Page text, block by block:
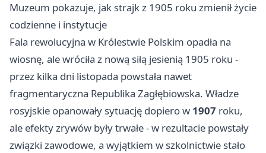
Muzeum pokazuje, jak strajk z 1905 roku zmienił życie
codzienne i instytucje
Fala rewolucyjna w Królestwie Polskim opadła na
wiosnę, ale wróciła z nową siłą jesienią 1905 roku -
przez kilka dni listopada powstała nawet
fragmentaryczna Republika Zagłębiowska. Władze
rosyjskie opanowały sytuację dopiero w 1907 roku,
ale efekty zrywów były trwałe - w rezultacie powstały
związki zawodowe, a wyjątkiem w szkolnictwie stało